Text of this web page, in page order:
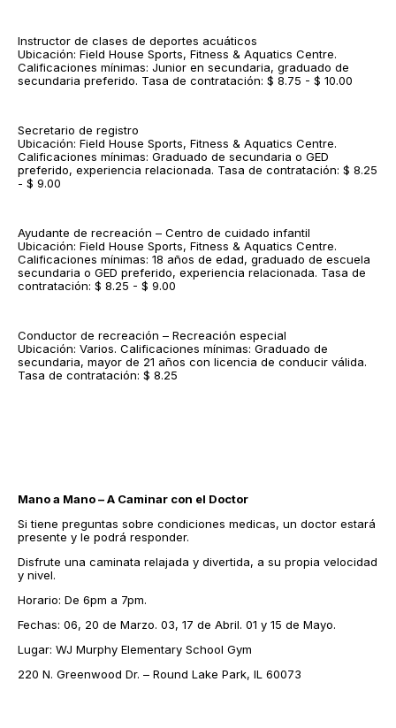
Instructor de clases de deportes acuáticos
Ubicación: Field House Sports, Fitness & Aquatics Centre.
Calificaciones mínimas: Junior en secundaria, graduado de
secundaria preferido. Tasa de contratación: $ 8.75 - $ 10.00
Secretario de registro
Ubicación: Field House Sports, Fitness & Aquatics Centre.
Calificaciones mínimas: Graduado de secundaria o GED
preferido, experiencia relacionada. Tasa de contratación: $ 8.25
- $ 9.00
Ayudante de recreación – Centro de cuidado infantil
Ubicación: Field House Sports, Fitness & Aquatics Centre.
Calificaciones mínimas: 18 años de edad, graduado de escuela
secundaria o GED preferido, experiencia relacionada. Tasa de
contratación: $ 8.25 - $ 9.00
Conductor de recreación – Recreación especial
Ubicación: Varios. Calificaciones mínimas: Graduado de
secundaria, mayor de 21 años con licencia de conducir válida.
Tasa de contratación: $ 8.25
Mano a Mano – A Caminar con el Doctor
Si tiene preguntas sobre condiciones medicas, un doctor estará
presente y le podrá responder.
Disfrute una caminata relajada y divertida, a su propia velocidad
y nivel.
Horario: De 6pm a 7pm.
Fechas: 06, 20 de Marzo. 03, 17 de Abril. 01 y 15 de Mayo.
Lugar: WJ Murphy Elementary School Gym
220 N. Greenwood Dr. – Round Lake Park, IL 60073